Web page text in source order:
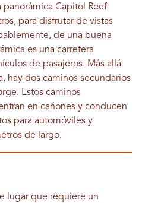
panorámica Capitol Reef
para disfrutar de vistas
de una buena
es una carretera
de pasajeros. Más allá
hay dos caminos secundarios
Estos caminos
en cañones y conducen
para automóviles y
de largo.
lugar que requiere un